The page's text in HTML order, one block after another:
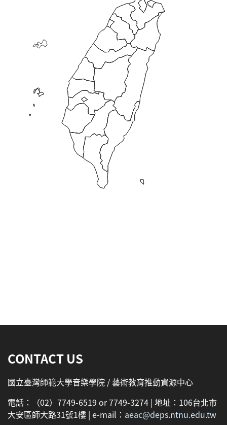
CONTACT US
國立臺灣師範大學音樂學院 / 藝術教育推動資源中心
電話：（02）7749-6519 or 7749-3274 | 地址：106台北市
大安區師大路31號1樓 | e-mail： aeac@deps.ntnu.edu.tw